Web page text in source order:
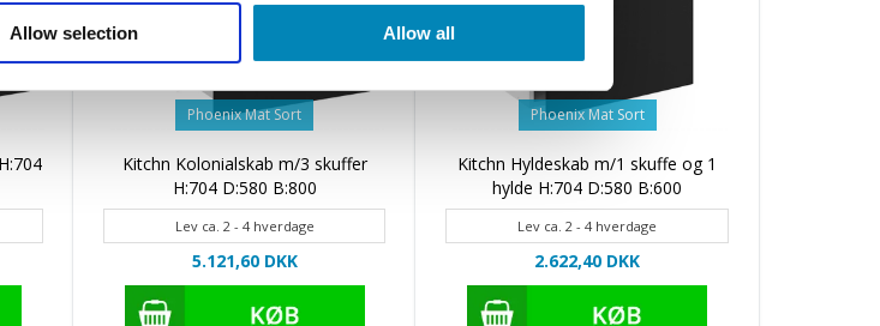
Allow selection Allow all
Phoenix Mat Sort
Kitchn Kolonialskab m/3 skuffer
H:704 D:580 B:800
Lev ca. 2 - 4 hverdage
5.121,60 DKK
Phoenix Mat Sort
Kitchn Hyldeskab m/1 skuffe og 1
hylde H:704 D:580 B:600
Lev ca. 2 - 4 hverdage
2.622,40 DKK